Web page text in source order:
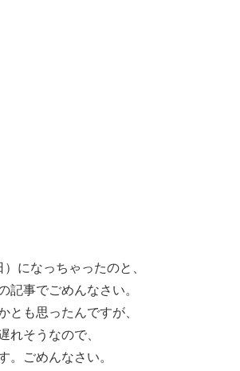
になっちゃったのと、
記事でごめんなさい。
とも思ったんですが、
れそうなので、
。ごめんなさい。